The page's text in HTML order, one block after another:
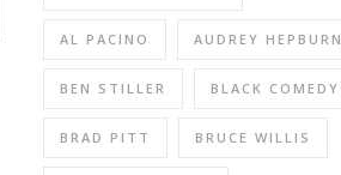
AL PACINO AUDREY HEPBURN
BEN STILLER BLACK COMEDY
BRAD PITT BRUCE WILLIS